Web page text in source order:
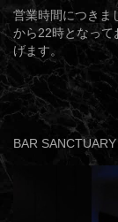
営業時間につきま
から22時となって
げます。
BAR SANCTUARY